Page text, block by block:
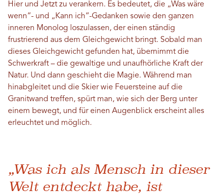
Hier und Jetzt zu verankern. Es bedeutet, die „Was wäre
wenn“- und „Kann ich“-Gedanken sowie den ganzen
inneren Monolog loszulassen, der einen ständig
frustrierend aus dem Gleichgewicht bringt. Sobald man
dieses Gleichgewicht gefunden hat, übernimmt die
Schwerkraft – die gewaltige und unaufhörliche Kraft der
Natur. Und dann geschieht die Magie. Während man
hinabgleitet und die Skier wie Feuersteine ​​auf die
Granitwand treffen, spürt man, wie sich der Berg unter
einem bewegt, und für einen Augenblick erscheint alles
erleuchtet und möglich.
„Was ich als Mensch in dieser
Welt entdeckt habe, ist